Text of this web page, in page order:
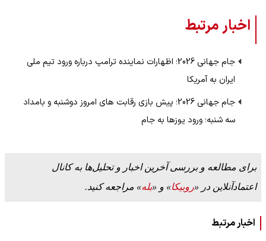
اخبار مرتبط
جام جهانی 2026؛ اظهارات نماینده ترامپ درباره ورود تیم ملی
ایران به آمریکا
جام جهانی 2026؛ پیش بازی رقابت های امروز دوشنبه و بامداد
سه شنبه؛ ورود یوزها به جام
برای مطالعه و بررسی آخرین اخبار و تحلیل‌ها به کانال
اعتمادآنلاین در «روبیکا» و «بله» مراجعه کنید.
اخبار مرتبط